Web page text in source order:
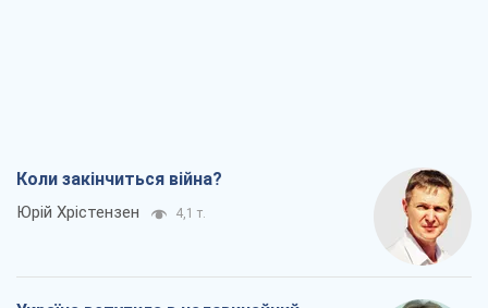
Коли закінчиться війна?
Юрій Хрістензен 4,1 т.